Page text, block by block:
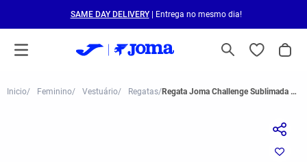
SAME DAY DELIVERY| Entrega no mesmo dia!
Feminino Vestuário Regatas Regata Joma Challenge Sublimada Feminino Verde